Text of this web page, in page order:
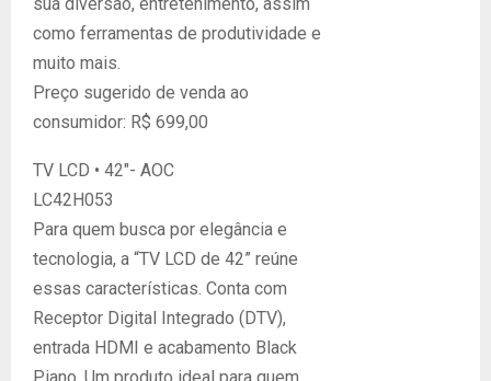
como ferramentas de produtividade e
muito mais.
Preço sugerido de venda ao
consumidor: R$ 699,00
TV LCD • 42″- AOC
LC42H053
Para quem busca por elegância e
tecnologia, a “TV LCD de 42” reúne
essas características. Conta com
Receptor Digital Integrado (DTV),
entrada HDMI e acabamento Black